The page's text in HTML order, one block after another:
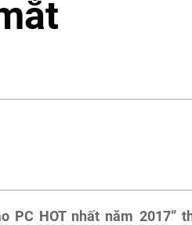
PC HOT nhất năm 2017”